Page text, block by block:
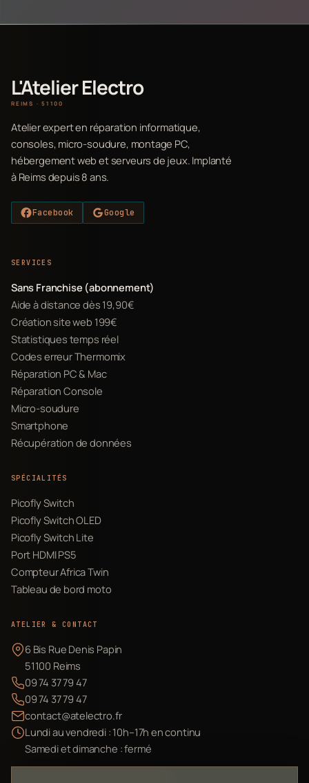
L'Atelier Electro
REIMS · 51100
Atelier expert en réparation informatique,
consoles, micro-soudure, montage PC,
hébergement web et serveurs de jeux. Implanté
à Reims depuis 8 ans.
Facebook Google
SERVICES
Sans Franchise (abonnement)
Aide à distance dès 19,90€
Création site web 199€
Statistiques temps réel
Codes erreur Thermomix
Réparation PC & Mac
Réparation Console
Micro-soudure
Smartphone
Récupération de données
SPÉCIALITÉS
Picofly Switch
Picofly Switch OLED
Picofly Switch Lite
Port HDMI PS5
Compteur Africa Twin
Tableau de bord moto
ATELIER & CONTACT
6 Bis Rue Denis Papin
51100 Reims
09 74 37 79 47
09 74 37 79 47
contact@atelectro.fr
Lundi au vendredi : 10h–17h en continu
Samedi et dimanche : fermé